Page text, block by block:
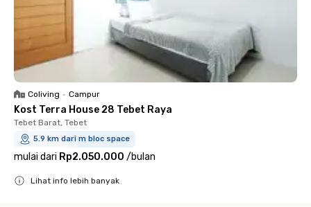
Coliving • Campur
Kost Terra House 28 Tebet Raya
Tebet Barat, Tebet
5.9 km dari m bloc space
mulai dari Rp2.050.000 /bulan
Lihat info lebih banyak